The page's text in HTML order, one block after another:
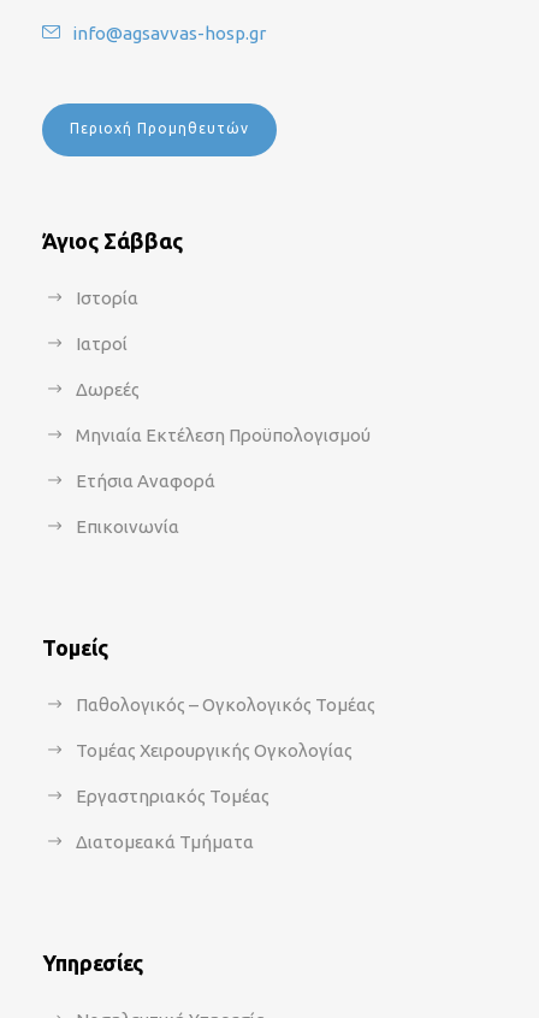
info@agsavvas-hosp.gr
Περιοχή Προμηθευτών
Άγιος Σάββας
Ιστορία
Ιατροί
Δωρεές
Μηνιαία Εκτέλεση Προϋπολογισμού
Ετήσια Αναφορά
Επικοινωνία
Τομείς
Παθολογικός – Ογκολογικός Τομέας
Τομέας Χειρουργικής Ογκολογίας
Εργαστηριακός Τομέας
Διατομεακά Τμήματα
Υπηρεσίες